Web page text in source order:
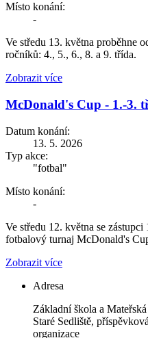
Místo konání:
-
Ve středu 13. května proběhne
ročníků: 4., 5., 6., 8. a 9. třída.
Zobrazit více
McDonald's Cup - 1.-3.
Datum konání:
13. 5. 2026
Typ akce:
"fotbal"
Místo konání:
-
Ve středu 12. května se
fotbalový turnaj McDonald's
Zobrazit více
Adresa
Základní škola a
Staré Sedliště, příspěvková
organizace